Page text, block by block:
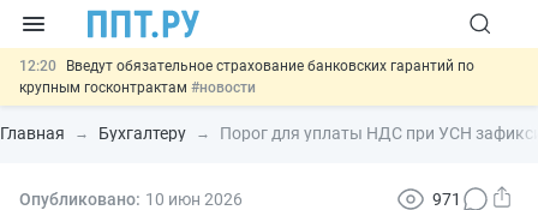
12:20
Введут обязательное страхование банковских гарантий по
крупным госконтрактам #новости
11:12 Закон об ИИ синхронизируют с Гражданским кодексом#новости
00:01
10 августа: важные документы, вступающие в силу сегодня
Главная Бухгалтеру Порог для уплаты НДС при УСН
Опубликовано: 10 июн 2026 971